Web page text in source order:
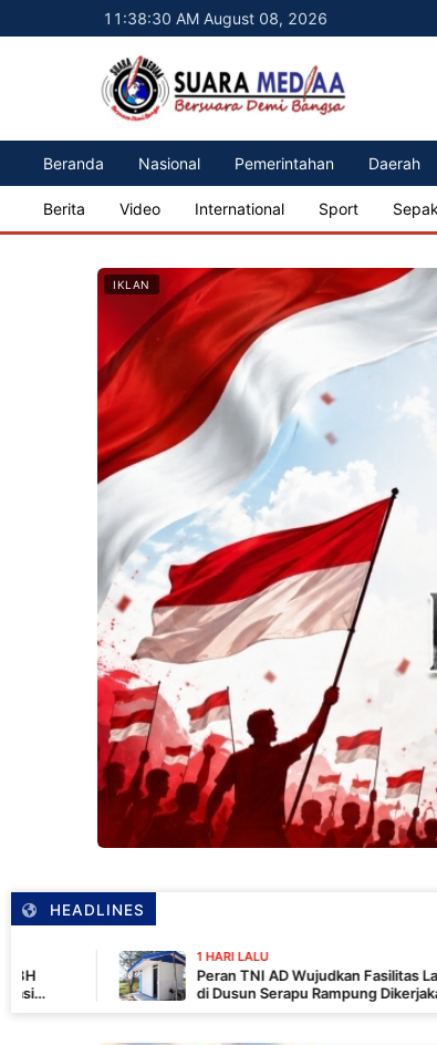
11:38:32 AM August 08, 2026
Beranda Nasional Pemerintahan Daerah
Berita Video International Sport
IKLAN
HEADLINES
1 HARI LALU
Peran TNI AD Wujudkan Fasilitas Layak, Pembangunan
di Dusun Serapu Rampung Dikerjakan